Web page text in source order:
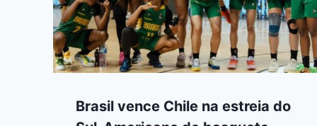
Brasil vence Chile na estreia do